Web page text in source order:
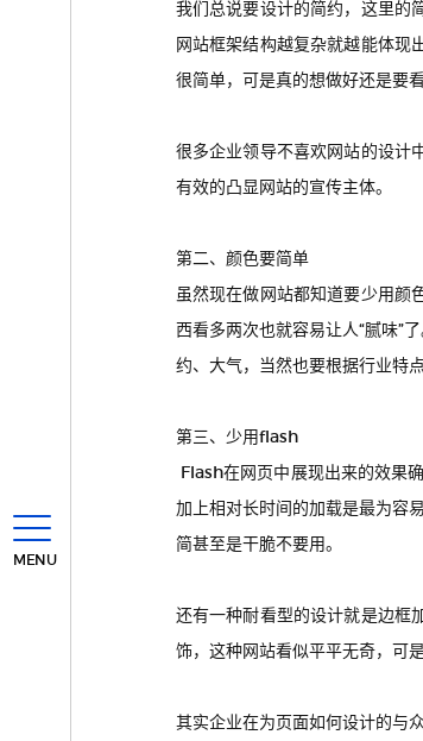
MENU
我们总说要设计的简约，这里的
网站框架结构越复杂就越能体现
很简单，可是真的想做好还是要
很多企业领导不喜欢网站的设计
有效的凸显网站的宣传主体。
第二、颜色要简单
虽然现在做网站都知道要少用颜
西看多两次也就容易让人“腻味”了
约、大气，当然也要根据行业特
第三、少用flash
Flash在网页中展现出来的效果
加上相对长时间的加载是最为容
简甚至是干脆不要用。
还有一种耐看型的设计就是边框
饰，这种网站看似平平无奇，可
其实企业在为页面如何设计的与